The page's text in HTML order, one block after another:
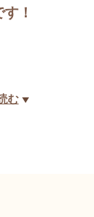
らうので
！
む